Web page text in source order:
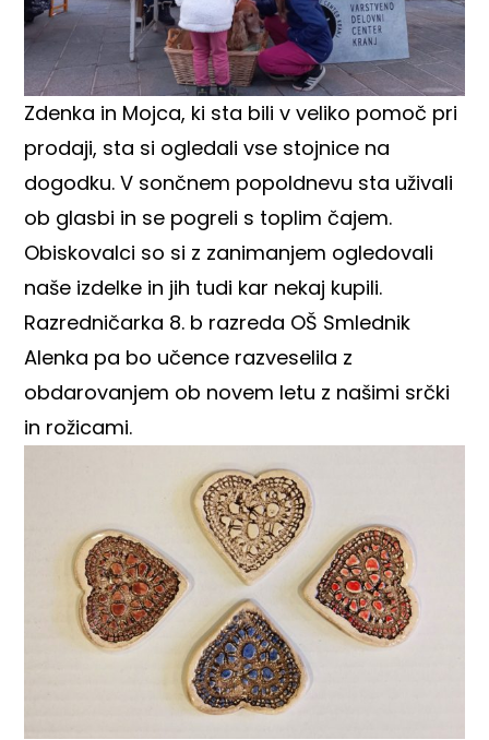
Zdenka in Mojca, ki sta bili v veliko pomoč pri
prodaji, sta si ogledali vse stojnice na
dogodku. V sončnem popoldnevu sta uživali
ob glasbi in se pogreli s toplim čajem.
Obiskovalci so si z zanimanjem ogledovali
naše izdelke in jih tudi kar nekaj kupili.
Razredničarka 8. b razreda OŠ Smlednik
Alenka pa bo učence razveselila z
obdarovanjem ob novem letu z našimi srčki
in rožicami.